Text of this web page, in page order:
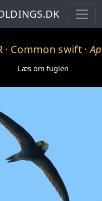
· Common swift ·
Læs om fuglen